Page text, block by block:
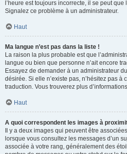
l’heure est toujours incorrecte, il se peut
Signalez ce problème à un administrateur.
Haut
Ma langue n’est pas dans la liste !
La raison la plus probable est que
langue ou bien que personne n’ait encore
Essayez de demander à un administrateur
désirée. Si elle n’existe pas, n’hésitez pas à
traduction. Vous trouverez plus
Haut
A quoi correspondent les images à
Il y a deux images qui peuvent être
lorsque vous consultez les messages d’un
associée à votre rang, généralement des